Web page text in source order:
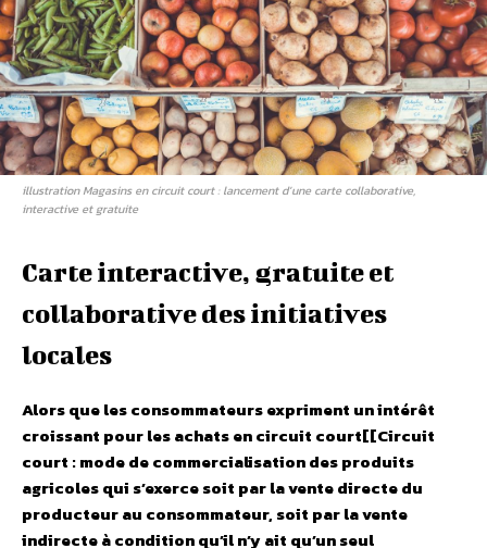
illustration Magasins en circuit court : lancement d’une carte collaborative,
interactive et gratuite
Carte interactive, gratuite et
collaborative des initiatives
locales
Alors que les consommateurs expriment un intérêt
croissant pour les achats en circuit court[[Circuit
court : mode de commercialisation des produits
agricoles qui s’exerce soit par la vente directe du
producteur au consommateur, soit par la vente
indirecte à condition qu’il n’y ait qu’un seul